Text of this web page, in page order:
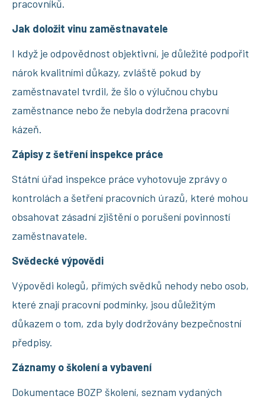
pracovníků.
Jak doložit vinu zaměstnavatele
I když je odpovědnost objektivní, je důležité podpořit
nárok kvalitními důkazy, zvláště pokud by
zaměstnavatel tvrdil, že šlo o výlučnou chybu
zaměstnance nebo že nebyla dodržena pracovní
kázeň.
Zápisy z šetření inspekce práce
Státní úřad inspekce práce vyhotovuje zprávy o
kontrolách a šetření pracovních úrazů, které mohou
obsahovat zásadní zjištění o porušení povinností
zaměstnavatele.
Svědecké výpovědi
Výpovědi kolegů, přímých svědků nehody nebo osob,
které znají pracovní podmínky, jsou důležitým
důkazem o tom, zda byly dodržovány bezpečnostní
předpisy.
Záznamy o školení a vybavení
Dokumentace BOZP školení, seznam vydaných